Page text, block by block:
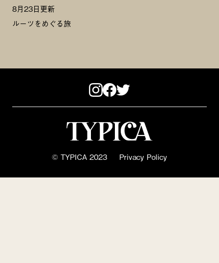
8月23日更新
ルーツをめぐる旅
© TYPICA 2023 Privacy Policy